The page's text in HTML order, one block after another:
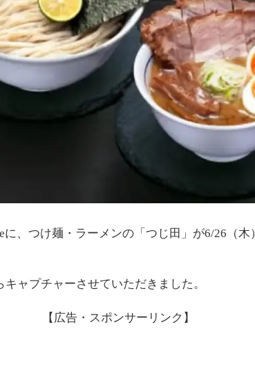
に、つけ麺・ラーメンの「つじ田」が6/26（木
ャプチャーさせていただきました。
【広告・スポンサーリンク】